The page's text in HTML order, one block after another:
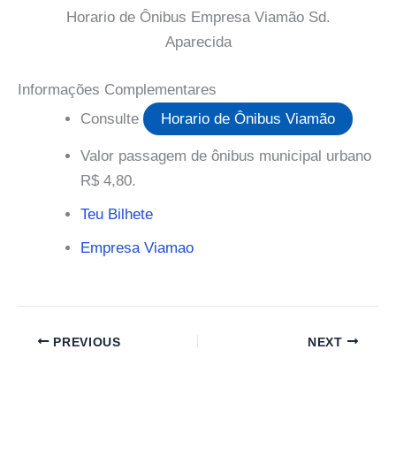
Horario de Ônibus Empresa Viamão Sd.
Aparecida
Informações Complementares
Consulte
Horario de Ônibus Viamão
Valor passagem de ônibus municipal urbano
R$ 4,80.
Teu Bilhete
Empresa Viamao
PREVIOUS NEXT